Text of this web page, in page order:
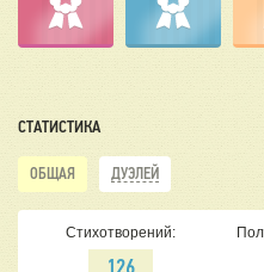
СТАТИСТИКА
ОБЩАЯ ДУЭЛЕЙ
Стихотворений: